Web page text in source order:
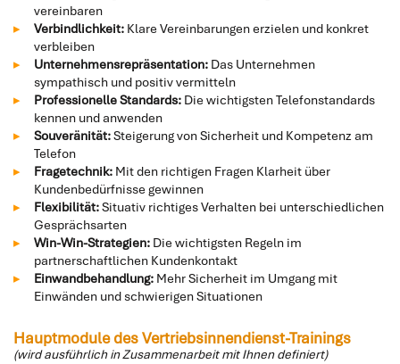
vereinbaren
Verbindlichkeit: Klare Vereinbarungen erzielen und konkret
verbleiben
Unternehmensrepräsentation: Das Unternehmen
sympathisch und positiv vermitteln
Professionelle Standards: Die wichtigsten Telefonstandards
kennen und anwenden
Souveränität:Steigerung von Sicherheit und Kompetenz am
Telefon
Fragetechnik: Mit den richtigen Fragen Klarheit über
Kundenbedürfnisse gewinnen
Flexibilität:Situativ richtiges Verhalten bei unterschiedlichen
Gesprächsarten
Win-Win-Strategien: Die wichtigsten Regeln im
partnerschaftlichen Kundenkontakt
Einwandbehandlung: Mehr Sicherheit im Umgang mit
Einwänden und schwierigen Situationen
Hauptmodule des Vertriebsinnendienst-Trainings
(wird ausführlich in Zusammenarbeit mit Ihnen definiert)